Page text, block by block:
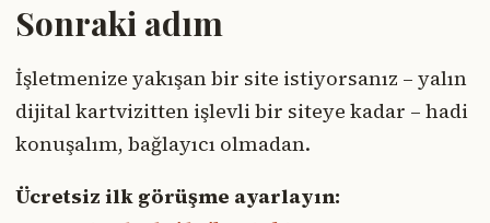
Sonraki adım
İşletmenize yakışan bir site istiyorsanız – yalın
dijital kartvizitten işlevli bir siteye kadar – hadi
konuşalım, bağlayıcı olmadan.
Ücretsiz ilk görüşme ayarlayın: